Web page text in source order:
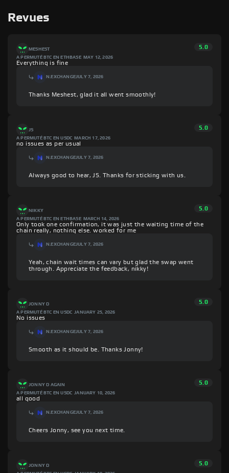
Revues
MESHEST
A PERMUTÉ BTC EN ETHBASE
MAY 12, 2026
5.0
Everything is fine
N.EXCHANGEJULY 7, 2026
Thanks Meshest, glad it all went smoothly!
JS
A PERMUTÉ BTC EN USDC
MARCH 17, 2026
5.0
no issues as per usual
N.EXCHANGEJULY 7, 2026
Always good to hear, JS. Thanks for sticking with us.
NIKKY
A PERMUTÉ BTC EN ETHBASE
MARCH 14, 2026
5.0
Only took one confirmation, it was just the waiting time of the
chain really, nothing else. worked for me
N.EXCHANGEJULY 7, 2026
Yeah, chain wait times can vary but glad the swap went
through. Appreciate the feedback, nikky!
JONNY D
A PERMUTÉ BTC EN USDC JANUARY 25, 2026
5.0
No issues
N.EXCHANGEJULY 7, 2026
Smooth as it should be. Thanks Jonny!
JONNY D AGAIN
A PERMUTÉ BTC EN USDC JANUARY 10, 2026
5.0
all good
N.EXCHANGEJULY 7, 2026
Cheers Jonny, see you next time.
JONNY D
5.0